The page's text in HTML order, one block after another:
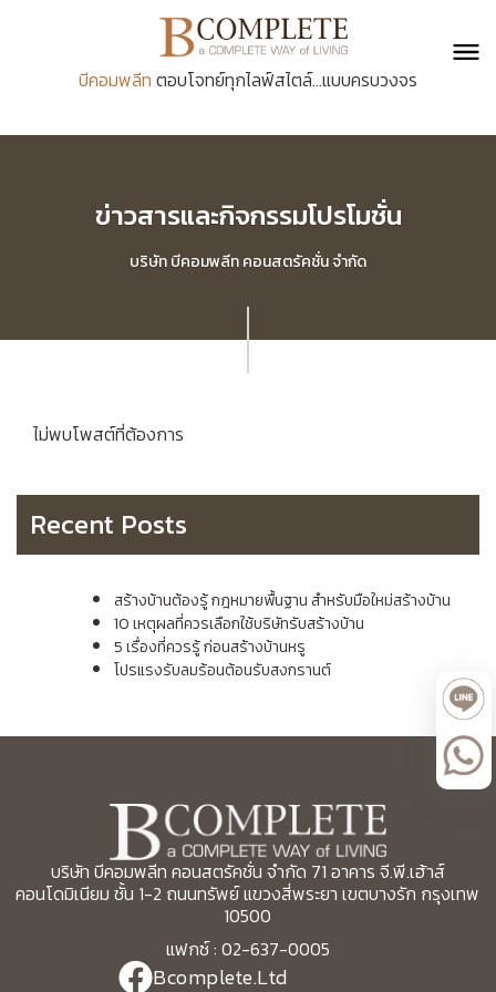
บีคอมพลีท ตอบโจทย์ทุกไลฟ์สไตล์...แบบครบวงจร
ข่าวสารและกิจกรรมโปรโมชั่น
บริษัท บีคอมพลีท คอนสตรัคชั่น จำกัด
ไม่พบโพสต์ที่ต้องการ
Recent Posts
สร้างบ้านต้องรู้ กฎหมายพื้นฐาน สำหรับมือใหม่สร้างบ้าน
10 เหตุผลที่ควรเลือกใช้บริษัทรับสร้างบ้าน
5 เรื่องที่ควรรู้ ก่อนสร้างบ้านหรู
โปรแรงรับลมร้อนต้อนรับสงกรานต์
บริษัท บีคอมพลีท คอนสตรัคชั่น จำกัด 71 อาคาร จี.พี.เฮ้าส์
คอนโดมิเนียม ชั้น 1-2 ถนนทรัพย์ แขวงสี่พระยา เขตบางรัก กรุงเทพ
10500
แฟกซ์ : 02-637-0005
Bcomplete.Ltd